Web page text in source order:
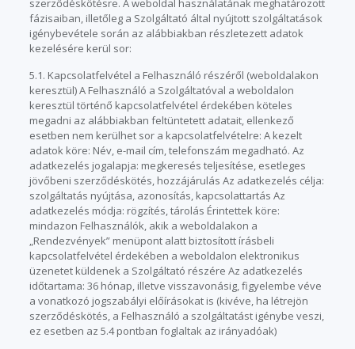
fázisaiban, illetőleg a Szolgáltató által nyújtott szolgáltatások
igénybevétele során az alábbiakban részletezett adatok
kezelésére kerül sor:
5.1. Kapcsolatfelvétel a Felhasználó részéről (weboldalakon
keresztül) A Felhasználó a Szolgáltatóval a weboldalon
keresztül történő kapcsolatfelvétel érdekében köteles
megadni az alábbiakban feltüntetett adatait, ellenkező
esetben nem kerülhet sor a kapcsolatfelvételre: A kezelt
adatok köre: Név, e-mail cím, telefonszám megadható. Az
adatkezelés jogalapja: megkeresés teljesítése, esetleges
jövőbeni szerződéskötés, hozzájárulás Az adatkezelés célja:
szolgáltatás nyújtása, azonosítás, kapcsolattartás Az
adatkezelés módja: rögzítés, tárolás Érintettek köre:
mindazon Felhasználók, akik a weboldalakon a
„Rendezvények” menüpont alatt biztosított írásbeli
kapcsolatfelvétel érdekében a weboldalon elektronikus
üzenetet küldenek a Szolgáltató részére Az adatkezelés
időtartama: 36 hónap, illetve visszavonásig, figyelembe véve
a vonatkozó jogszabályi előírásokat is (kivéve, ha létrejön
szerződéskötés, a Felhasználó a szolgáltatást igénybe veszi,
ez esetben az 5.4 pontban foglaltak az irányadóak)